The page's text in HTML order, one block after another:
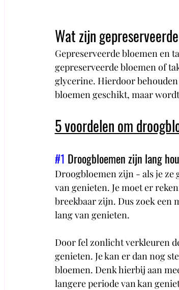
Wat zijn
Gepreserveerde bloemen en
gepreserveerde bloemen of
glycerine. Hierdoor
bloemen geschikt, maar
5 voordelen om
#1 Droogbloemen zijn lang
Droogbloemen zijn - als je ze
van genieten. Je moet er
breekbaar zijn. Dus zoek een
lang van genieten.
Door fel zonlicht verkleuren
genieten. Je kan er dan nog
bloemen. Denk hierbij aan
langere periode van kan